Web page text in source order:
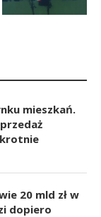
mieszkań.
20 mld zł w
dopiero